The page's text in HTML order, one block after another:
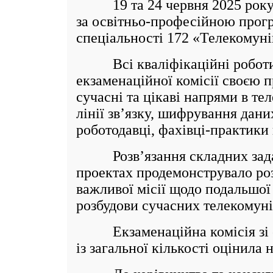
19 та 24 червня 2025 року
за освітньо-професійною
спеціальності 172
Всі кваліфікаційні роботи
екзаменаційної комісії
сучасні та цікаві напрями в
лінії зв’язку, шифрування
роботодавці, фахівці-
Розв’язання складних
проектах продемонструвало
важливої місії щодо подальшої
розбудови сучасних
Екзаменаційна комісія зі
із загальної кількості